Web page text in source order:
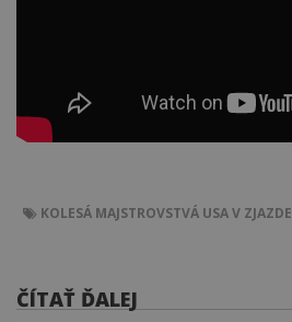
KOLESÁ MAJSTROVSTVÁ USA V ZJAZDE
ČÍTAŤ ĎALEJ